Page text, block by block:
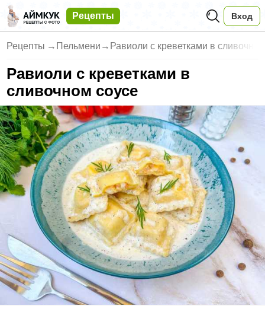
Рецепты Вход
Рецепты → Пельмени → Равиоли с креветками в сливочн
Равиоли с креветками в
сливочном соусе